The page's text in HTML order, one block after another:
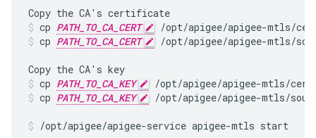
cp PATH_TO_CA_CERT
/opt/apigee/apigee-mtls/
cp PATH_TO_CA_CERT /opt/apigee/apigee-mtls/
cp PATH_TO_CA_KEY
/opt/apigee/apigee-mtls/
cp PATH_TO_CA_KEY /opt/apigee/apigee-mtls/
/opt/apigee/apigee-service apigee-mtls start